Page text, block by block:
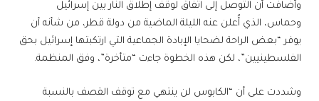
وأضافت أن التوصل إلى اتفاق لوقف إطلاق النار بين إسرائيل
وحماس، الذي أُعلن عنه الليلة الماضية من دولة قطر، من شأنه أن
يوفر “بعض الراحة لضحايا الإبادة الجماعية التي ارتكبتها إسرائيل بحق
الفلسطينيين”، لكن هذه الخطوة جاءت “متأخرة”، وفق المنظمة.
وشددت على أن “الكابوس لن ينتهي مع توقف القصف بالنسبة